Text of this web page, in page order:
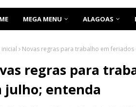
MEGA MENU ALAGOAS
inicial Novas regras para trabalho em
regras para
julho; entenda